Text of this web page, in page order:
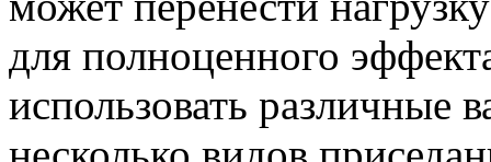
для полноценного
использовать различные